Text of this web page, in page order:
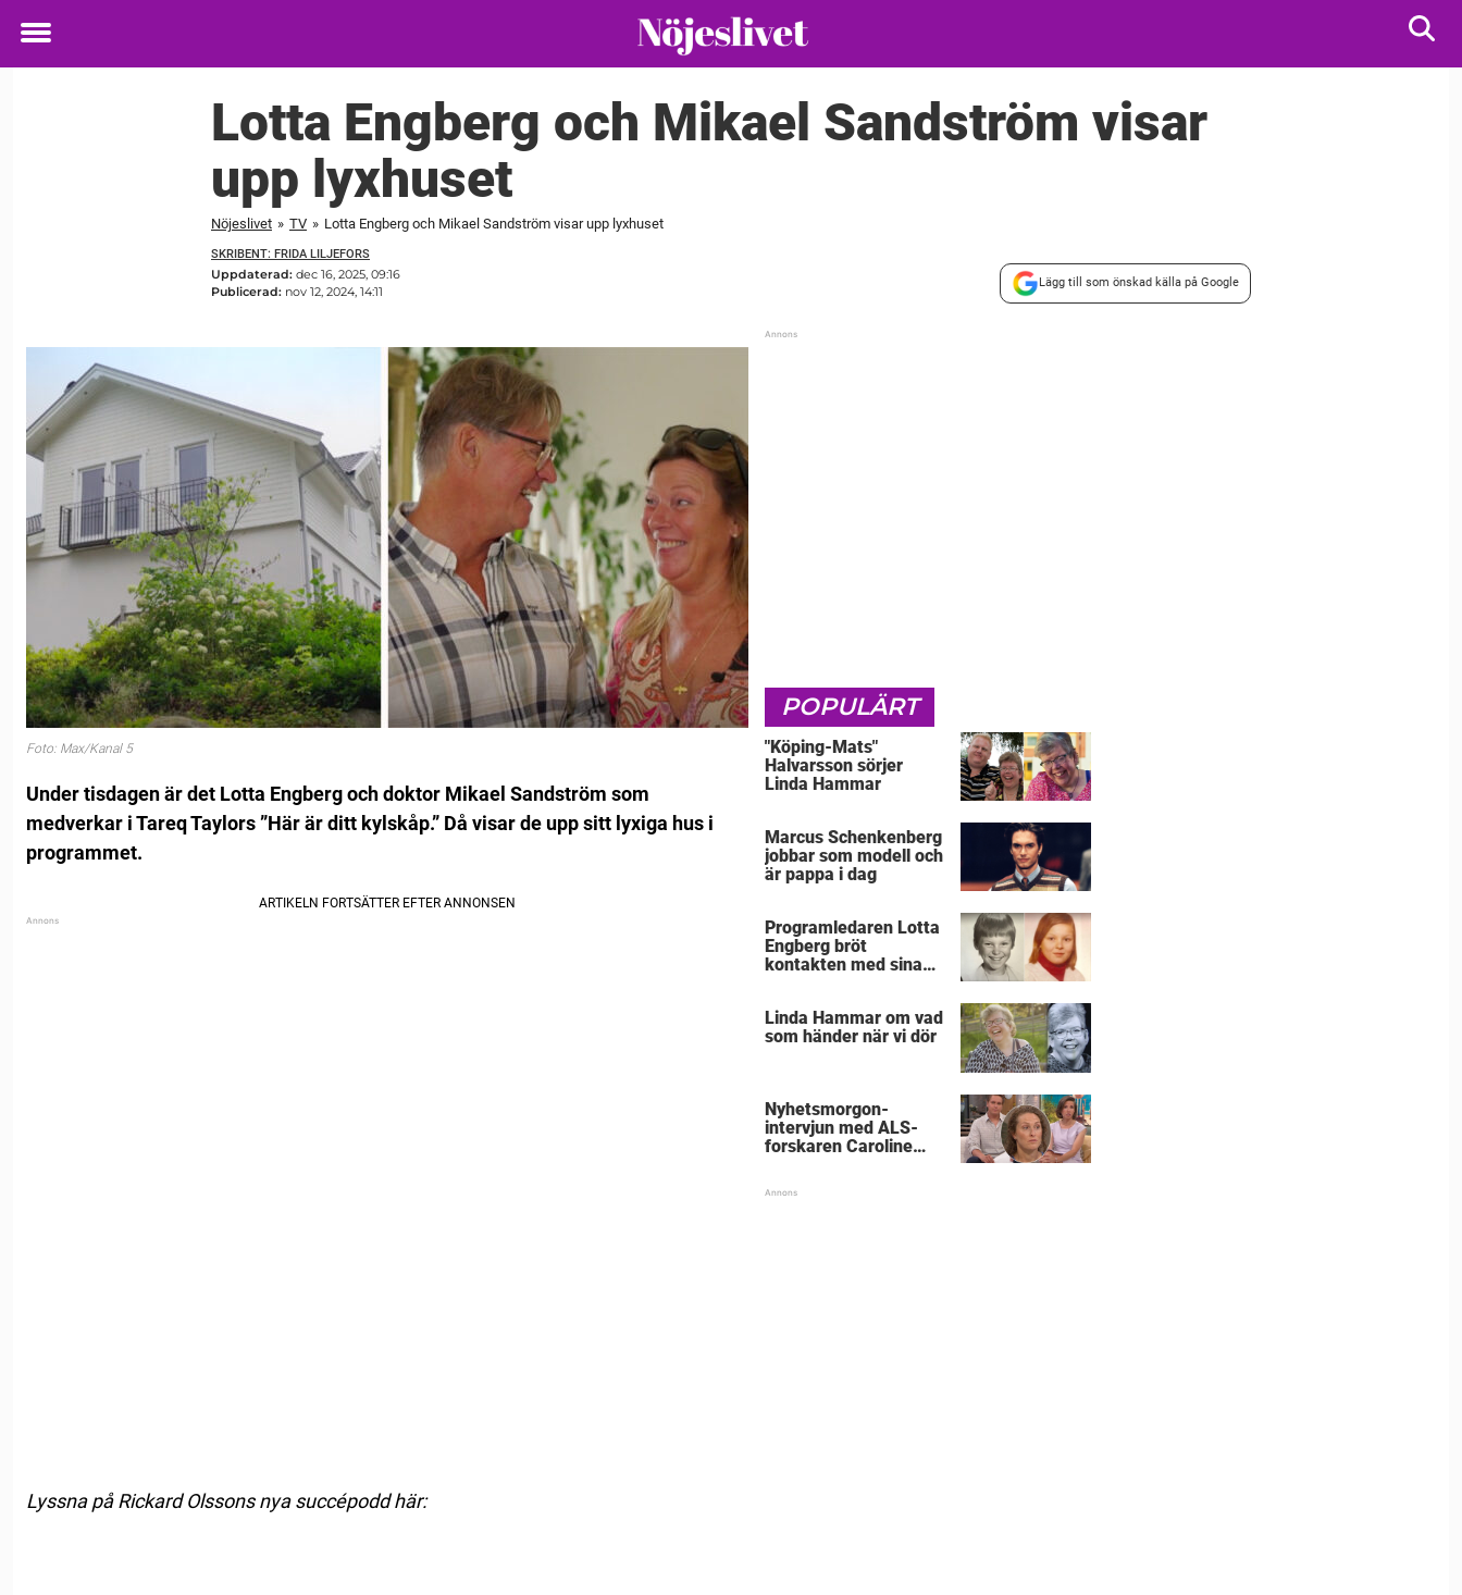
Toggle
Lotta Engberg och Mikael Sandström visar
upp lyxhuset
Nöjeslivet » TV » Lotta Engberg och Mikael Sandström visar upp lyxhuset
SKRIBENT: FRIDA LILJEFORS
Uppdaterad: dec 16, 2025, 09:16
Publicerad: nov 12, 2024, 14:11
Lägg till som önskad källa på Google
Foto: Max/Kanal 5
Under tisdagen är det Lotta Engberg och doktor Mikael Sandström som
medverkar i Tareq Taylors ”Här är ditt kylskåp.” Då visar de upp sitt lyxiga hus i
programmet.
Lyssna på Rickard Olssons nya succépodd här:
POPULÄRT
"Köping-Mats"
Halvarsson sörjer
Linda Hammar
Marcus Schenkenberg
jobbar som modell och
är pappa i dag
Programledaren Lotta
Engberg bröt
kontakten med sina
Linda Hammar om vad
som händer när vi dör
Nyhetsmorgon-
intervjun med ALS-
forskaren Caroline